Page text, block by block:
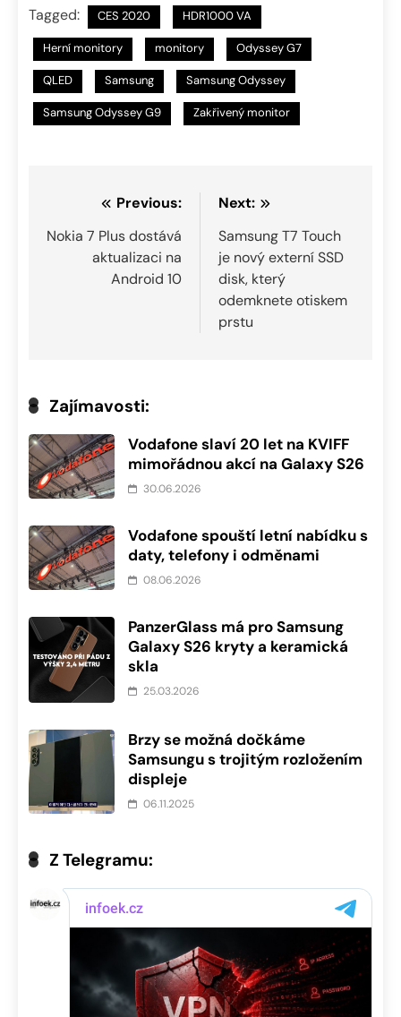
Tagged: CES 2020 HDR1000 VA
Herní monitory monitory Odyssey G7
QLED Samsung Samsung Odyssey
Samsung Odyssey G9 Zakřivený monitor
Navigace
pro
příspěvek
Previous:
Nokia 7 Plus dostává
aktualizaci na
Android 10
Next:
Samsung T7 Touch
je nový externí SSD
disk, který
odemknete otiskem
prstu
Zajímavosti:
Vodafone slaví 20 let na KVIFF
mimořádnou akcí na Galaxy S26
30.06.2026
Vodafone spouští letní nabídku s
daty, telefony i odměnami
08.06.2026
PanzerGlass má pro Samsung
Galaxy S26 kryty a keramická
skla
25.03.2026
Brzy se možná dočkáme
Samsungu s trojitým rozložením
displeje
06.11.2025
Z Telegramu: